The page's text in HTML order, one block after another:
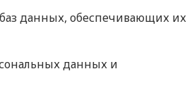
данных, обеспечивающих их
данных и